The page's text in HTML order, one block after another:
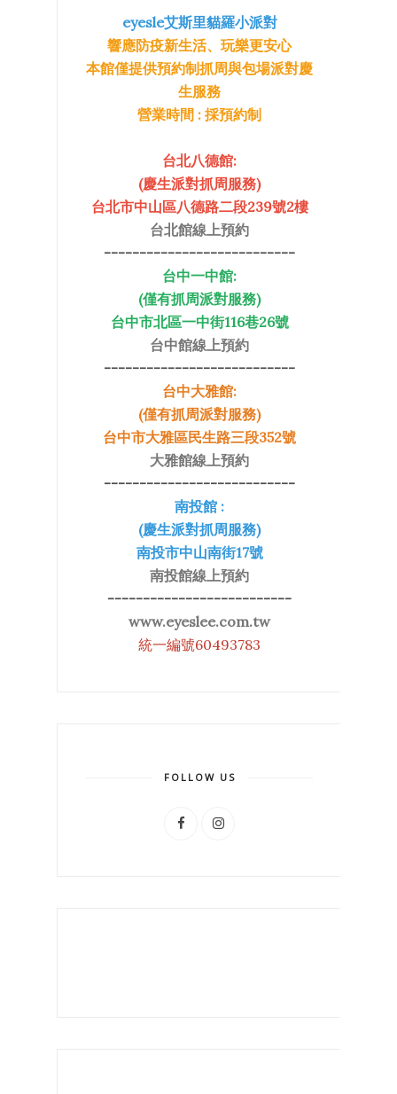
eyesle艾斯里貓羅小派對
響應防疫新生活、玩樂更安心
本館僅提供預約制抓周與包場派對慶
生服務
營業時間 : 採預約制
台北八德館:
(慶生派對抓周服務)
台北市中山區八德路二段239號2樓
台北館線上預約
---------------------------
台中一中館:
(僅有抓周派對服務)
台中市北區一中街116巷26號
台中館線上預約
---------------------------
台中大雅館:
(僅有抓周派對服務)
台中市大雅區民生路三段352號
大雅館線上預約
---------------------------
南投館 :
(慶生派對抓周服務)
南投市中山南街17號
南投館線上預約
--------------------------
www.eyeslee.com.tw
統一編號60493783
FOLLOW US